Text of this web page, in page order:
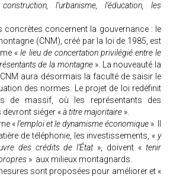
l’urbanisme, l’éducation, les
concrètes concernent la gouvernance : le
(CNM), créé par la loi de 1985, est
« le lieu de concertation privilégié entre le
de la montagne». La nouveauté la
aura désormais la faculté de saisir le
des normes. Le projet de loi redéfinit
de massif, où les représentants des
siéger «à titre majoritaire ».
«l’emploi et le dynamisme économique ». Il
de téléphonie, les investissements, « y
des crédits de l’État», doivent «tenir
» aux milieux montagnards.
sont proposées pour améliorer et «